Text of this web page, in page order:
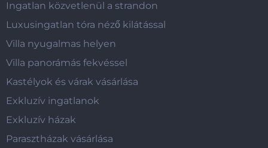
Ingatlan közvetlenül a strandon
Luxusingatlan tóra néző kilátással
Villa nyugalmas helyen
Villa panorámás fekvéssel
Kastélyok és várak vásárlása
Exkluzív ingatlanok
Exkluzív házak
Parasztházak vásárlása